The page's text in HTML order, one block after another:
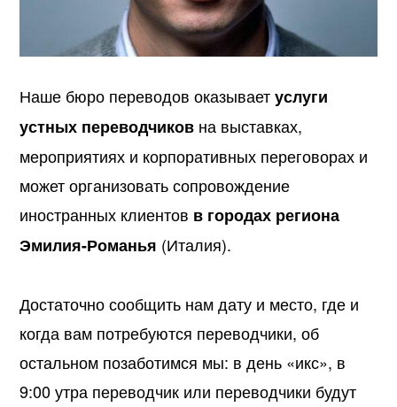
Наше бюро переводов оказываетуслуги
устных переводчиков на выставках,
мероприятиях и корпоративных переговорах и
может организовать сопровождение
иностранных клиентов в городах региона
Эмилия-Романья (Италия).
Достаточно сообщить нам дату и место, где и
когда вам потребуются переводчики, об
остальном позаботимся мы: в день «икс», в
9:00 утра переводчик или переводчики будут